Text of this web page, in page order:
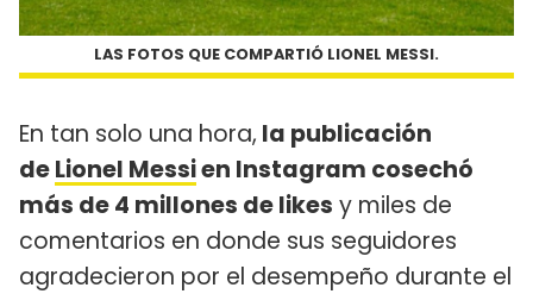
LAS FOTOS QUE COMPARTIÓ LIONEL MESSI.
En tan solo una hora, la publicación
deLionel Messien Instagram cosechó
más de 4 millones de likes y miles de
comentarios en donde sus seguidores
agradecieron por el desempeño durante el